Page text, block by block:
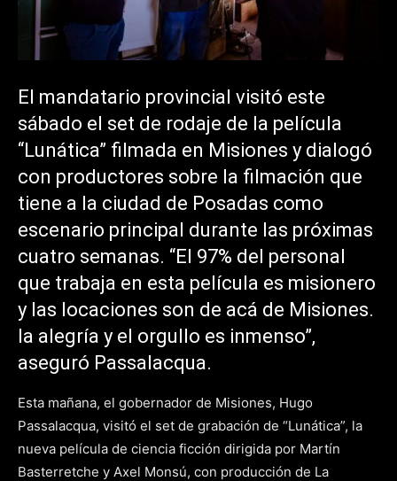
El mandatario provincial visitó este
sábado el set de rodaje de la película
“Lunática” filmada en Misiones y dialogó
con productores sobre la filmación que
tiene a la ciudad de Posadas como
escenario principal durante las próximas
cuatro semanas. “El 97% del personal
que trabaja en esta película es misionero
y las locaciones son de acá de Misiones.
la alegría y el orgullo es inmenso”,
aseguró Passalacqua.
Esta mañana, el gobernador de Misiones, Hugo
Passalacqua, visitó el set de grabación de “Lunática”, la
nueva película de ciencia ficción dirigida por Martín
Basterretche y Axel Monsú, con producción de La